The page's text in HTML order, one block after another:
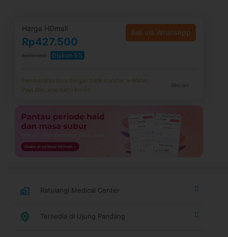
Harga HDmall
Rp427.500
Rp450.000 Diskon 5%
Beli via WhatsApp
Pembayaran bisa dengan bank transfer, e-Wallet,
PayLater, atau kartu kredit.
Rincian
Ratulangi Medical Center
Tersedia di Ujung Pandang